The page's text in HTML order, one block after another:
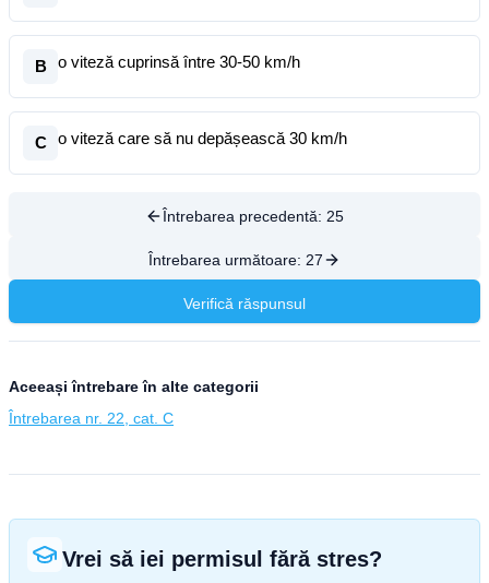
B o viteză cuprinsă între 30-50 km/h
C o viteză care să nu depășească 30 km/h
Întrebarea precedentă: 25
Întrebarea următoare: 27
Verifică răspunsul
Aceeași întrebare în alte categorii
Întrebarea nr. 22, cat. C
Vrei să iei permisul fără stres?